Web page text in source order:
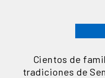
Cientos de
tradiciones de